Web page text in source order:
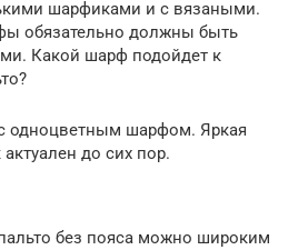
шарфиками и с вязаными.
обязательно должны быть
Какой шарф подойдет к
одноцветным шарфом. Яркая
до сих пор.
без пояса можно широким